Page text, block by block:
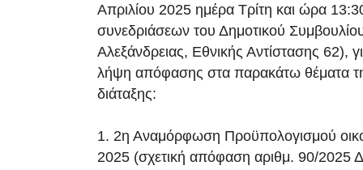
Απριλίου 2025 ημέρα Τρίτη και ώρα
συνεδριάσεων του Δημοτικού
Αλεξάνδρειας, Εθνικής Αντίστασης 62),
λήψη απόφασης στα παρακάτω θέματα
διάταξης:
1. 2η Αναμόρφωση Προϋπολογισμού
2025 (σχετική απόφαση αριθμ. 90/2025